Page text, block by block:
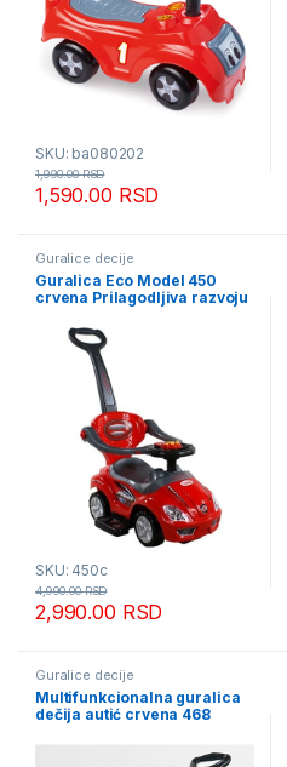
SKU: ba080202
1,590.00 RSD
1,990.00RSD
Guralice decije
Guralica Eco Model 450
crvena Prilagodljiva razvoju
SKU: 450c
2,990.00 RSD
4,990.00RSD
Guralice decije
Multifunkcionalna guralica
dečija autić crvena 468